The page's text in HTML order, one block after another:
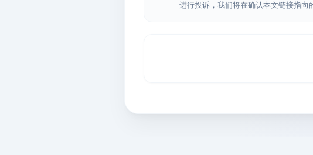
进行投诉，我们将在确认本文链接指向